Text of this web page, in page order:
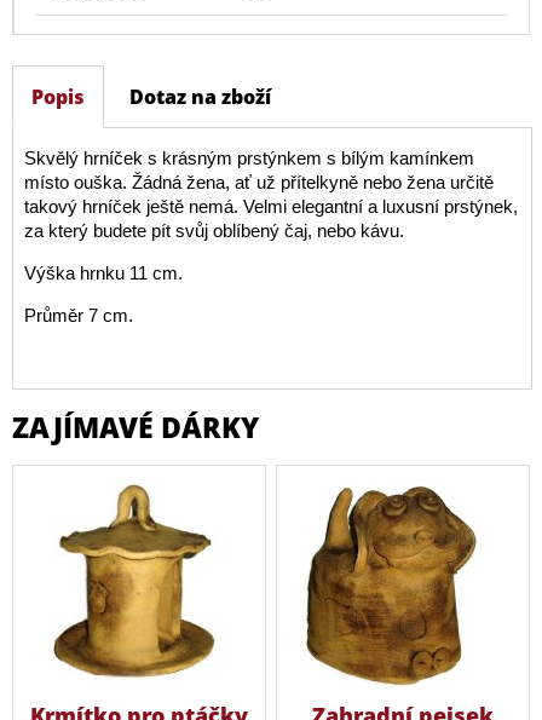
Popis Dotaz na zboží
Skvělý hrníček s krásným prstýnkem s bílým kamínkem
místo ouška. Žádná žena, ať už přítelkyně nebo žena určitě
takový hrníček ještě nemá. Velmi elegantní a luxusní prstýnek,
za který budete pít svůj oblíbený čaj, nebo kávu.
Výška hrnku 11 cm.
Průměr 7 cm.
ZAJÍMAVÉ DÁRKY